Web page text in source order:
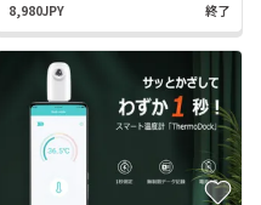
8,980JPY 終了